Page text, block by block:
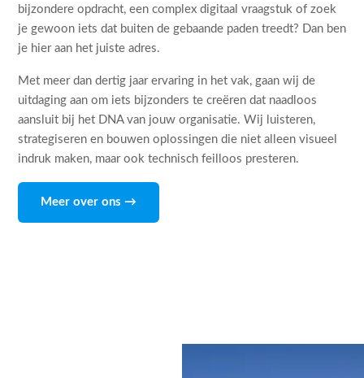
bijzondere opdracht, een complex digitaal vraagstuk of zoek
je gewoon iets dat buiten de gebaande paden treedt? Dan ben
je hier aan het juiste adres.
Met meer dan dertig jaar ervaring in het vak, gaan wij de
uitdaging aan om iets bijzonders te creëren dat naadloos
aansluit bij het DNA van jouw organisatie. Wij luisteren,
strategiseren en bouwen oplossingen die niet alleen visueel
indruk maken, maar ook technisch feilloos presteren.
Meer over ons →